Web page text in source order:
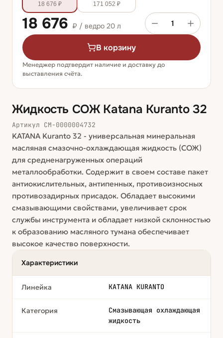
Жидкость СОЖ Katana Kuranto 32
Артикул СМ-0000004732
KATANA Kuranto 32 - универсальная минеральная
масляная смазочно-охлаждающая жидкость (СОЖ)
для средненагруженных операций
металлообработки. Содержит в своем составе пакет
антиокислительных, антипенных, противоизносных
противозадирных присадок. Обладает высокими
смазывающими свойствами, увеличивает срок
службы инструмента и обладает низкой склонностью
к образованию масляного тумана обеспечивает
высокое качество поверхности.
Характеристики
Линейка KATANA KURANTO
Категория
Смазывающая охлаждающая
жидкость
18 676 ₽ 171 052 ₽
18 676 ₽ / ведро 20 л 1
В корзину
Менеджер подтвердит наличие и доставку до
выставления счёта.